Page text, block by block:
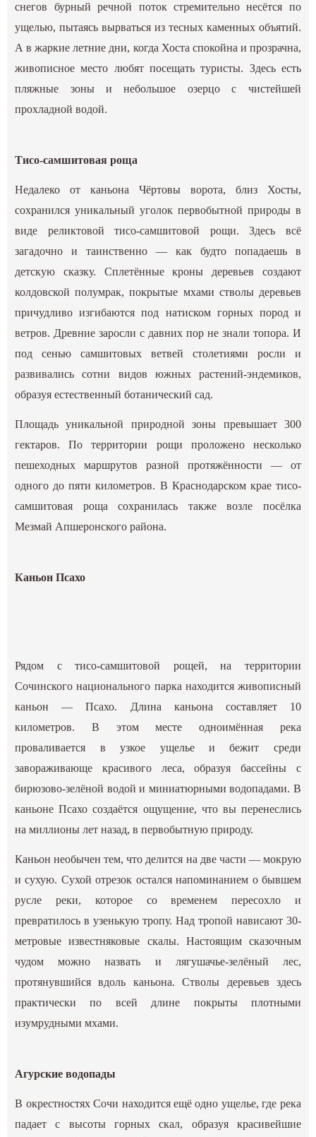
снегов бурный речной поток стремительно несётся по
ущелью, пытаясь вырваться из тесных каменных объятий.
А в жаркие летние дни, когда Хоста спокойна и прозрачна,
живописное место любят посещать туристы. Здесь есть
пляжные зоны и небольшое озерцо с чистейшей
прохладной водой.
Тисо-самшитовая роща
Недалеко от каньона Чёртовы ворота, близ Хосты,
сохранился уникальный уголок первобытной природы в
виде реликтовой тисо-самшитовой рощи. Здесь всё
загадочно и таинственно — как будто попадаешь в
детскую сказку. Сплетённые кроны деревьев создают
колдовской полумрак, покрытые мхами стволы деревьев
причудливо изгибаются под натиском горных пород и
ветров. Древние заросли с давних пор не знали топора. И
под сенью самшитовых ветвей столетиями росли и
развивались сотни видов южных растений-эндемиков,
образуя естественный ботанический сад.
Площадь уникальной природной зоны превышает 300
гектаров. По территории рощи проложено несколько
пешеходных маршрутов разной протяжённости — от
одного до пяти километров. В Краснодарском крае тисо-
самшитовая роща сохранилась также возле посёлка
Мезмай Апшеронского района.
Каньон Псахо
Рядом с тисо-самшитовой рощей, на территории
Сочинского национального парка находится живописный
каньон — Псахо. Длина каньона составляет 10
километров. В этом месте одноимённая река
проваливается в узкое ущелье и бежит среди
завораживающе красивого леса, образуя бассейны с
бирюзово-зелёной водой и миниатюрными водопадами. В
каньоне Псахо создаётся ощущение, что вы перенеслись
на миллионы лет назад, в первобытную природу.
Каньон необычен тем, что делится на две части — мокрую
и сухую. Сухой отрезок остался напоминанием о бывшем
русле реки, которое со временем пересохло и
превратилось в узенькую тропу. Над тропой нависают 30-
метровые известняковые скалы. Настоящим сказочным
чудом можно назвать и лягушачье-зелёный лес,
протянувшийся вдоль каньона. Стволы деревьев здесь
практически по всей длине покрыты плотными
изумрудными мхами.
Агурские водопады
В окрестностях Сочи находится ещё одно ущелье, где река
падает с высоты горных скал, образуя красивейшие